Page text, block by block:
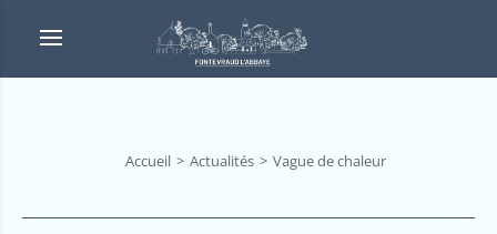
Accueil Actualités Vague de chaleur